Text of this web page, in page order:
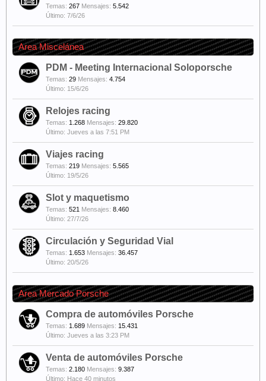
Temas: 267 Mensajes: 5.542
7/6/26
Area Miscelánea
PDM - Meeting Internacional Soloporsche
Temas: 29 Mensajes: 4.754
15/6/26
Relojes racing
Temas: 1.268 Mensajes: 29.820
Jueves a las 7:51 PM
Viajes racing
Temas: 219 Mensajes: 5.565
19/5/26
Slot y maquetismo
Temas: 521 Mensajes: 8.460
27/7/26
Circulación y Seguridad Vial
Temas: 1.653 Mensajes: 36.457
20/5/26
Area Mercado Porsche
Compra de automóviles Porsche
Temas: 1.689 Mensajes: 15.431
Jueves a las 3:23 PM
Venta de automóviles Porsche
Temas: 2.180 Mensajes: 9.387
Hace 40 minutos